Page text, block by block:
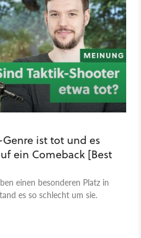
sichern. Seit dem 23.
die Vertriebsrechte und
Namen Arma: Cold War
Codemasters
Cold War Crisis
ist tot und es
ein Comeback [Best
einen besonderen Platz in
es so schlecht um sie.